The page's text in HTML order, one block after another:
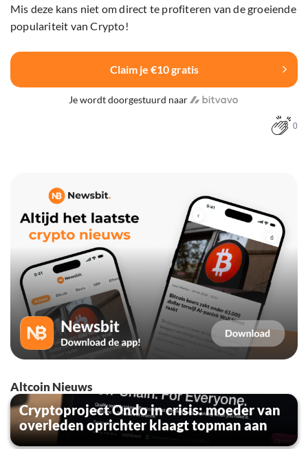
Mis deze kans niet om direct te profiteren van de groeiende
populariteit van Crypto!
Claim je €10 gratis
Je wordt doorgestuurd naar
0
Altcoin Nieuws
Cryptoproject Ondo in crisis: moeder van
overleden oprichter klaagt topman aan